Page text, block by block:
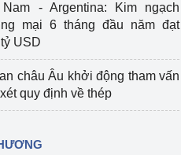
- Argentina: Kim ngạch
mại 6 tháng đầu năm đạt
USD
châu Âu khởi động tham vấn
quy định về thép